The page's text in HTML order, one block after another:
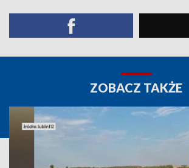
ZOBACZ TAKŻE